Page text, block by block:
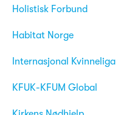
Holistisk Forbund
Habitat Norge
Internasjonal
KFUK-KFUM Global